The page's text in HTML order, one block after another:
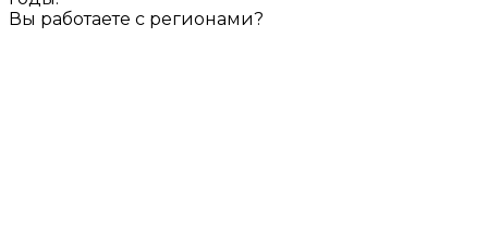
Вы работаете с регионами?